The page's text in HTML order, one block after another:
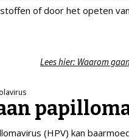
of door het opeten
Lees hier: Waarom
(HPV) kan